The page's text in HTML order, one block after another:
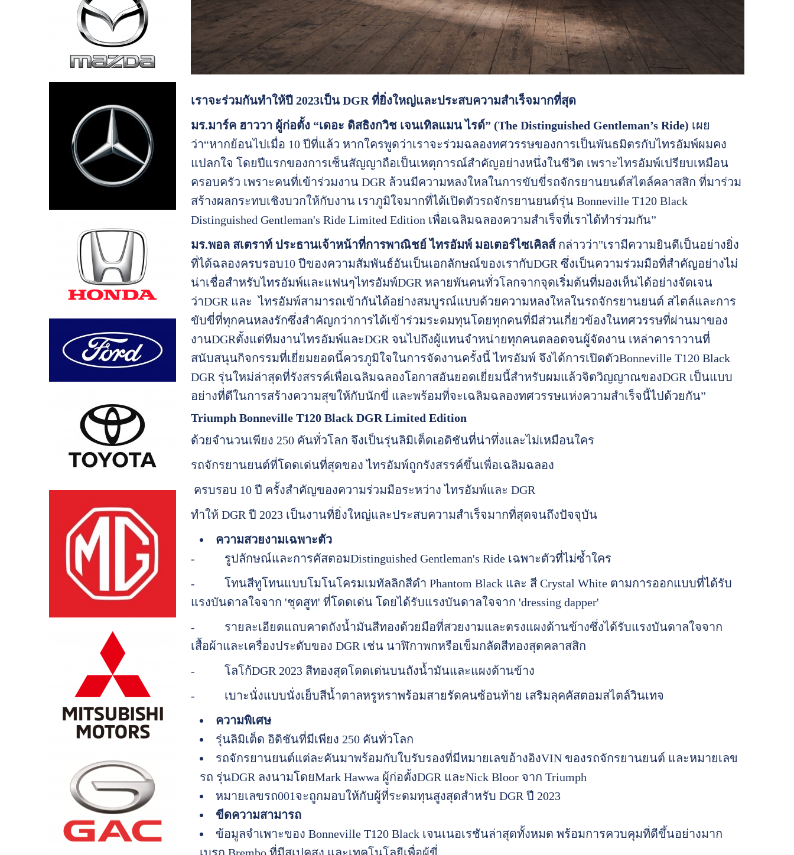
เราจะร่วมกันทำให้ปี 2023เป็น DGR ที่ยิ่งใหญ่และประสบความสำเร็จมากที่สุด
มร.มาร์ค ฮาววา ผู้ก่อตั้ง“เดอะ ดิสธิงกวิช เจนเทิลแมน ไรด์” (The Distinguished Gentleman’s Ride) เผย
ว่า“หากย้อนไปเมื่อ 10 ปีที่แล้ว หากใครพูดว่าเราจะร่วมฉลองทศวรรษของการเป็นพันธมิตรกับไทรอัมพ์ผมคง
แปลกใจ โดยปีแรกของการเซ็นสัญญาถือเป็นเหตุการณ์สำคัญอย่างหนึ่งในชีวิต เพราะไทรอัมพ์เปรียบเหมือน
ครอบครัว เพราะคนที่เข้าร่วมงาน DGR ล้วนมีความหลงใหลในการขับขี่รถจักรยานยนต์สไตล์คลาสสิก ที่มาร่วม
สร้างผลกระทบเชิงบวกให้กับงาน เราภูมิใจมากที่ได้เปิดตัวรถจักรยานยนต์รุ่น Bonneville T120 Black
Distinguished Gentleman's Ride Limited Edition เพื่อเฉลิมฉลองความสำเร็จที่เราได้ทำร่วมกัน”
มร.พอล สเตราท์ ประธานเจ้าหน้าที่การพาณิชย์ ไทรอัมพ์ มอเตอร์ไซเคิลส์ กล่าวว่า"เรามีความยินดีเป็นอย่างยิ่ง
ที่ได้ฉลองครบรอบ10 ปีของความสัมพันธ์อันเป็นเอกลักษณ์ของเรากับDGR ซึ่งเป็นความร่วมมือที่สำคัญอย่างไม่
น่าเชื่อสำหรับไทรอัมพ์และแฟนๆไทรอัมพ์DGR หลายพันคนทั่วโลกจากจุดเริ่มต้นที่มองเห็นได้อย่างจัดเจน
ว่าDGR และ ไทรอัมพ์สามารถเข้ากันได้อย่างสมบูรณ์แบบด้วยความหลงใหลในรถจักรยานยนต์ สไตล์และการ
ขับขี่ที่ทุกคนหลงรักซึ่งสำคัญกว่าการได้เข้าร่วมระดมทุนโดยทุกคนที่มีส่วนเกี่ยวข้องในทศวรรษที่ผ่านมาของ
งานDGRตั้งแต่ทีมงานไทรอัมพ์และDGR จนไปถึงผู้แทนจำหน่ายทุกคนตลอดจนผู้จัดงาน เหล่าคาราวานที่
สนับสนุนกิจกรรมที่เยี่ยมยอดนี้ควรภูมิใจในการจัดงานครั้งนี้ ไทรอัมพ์ จึงได้การเปิดตัวBonneville T120 Black
DGR รุ่นใหม่ล่าสุดที่รังสรรค์เพื่อเฉลิมฉลองโอกาสอันยอดเยี่ยมนี้สำหรับผมแล้วจิตวิญญาณของDGR เป็นแบบ
อย่างที่ดีในการสร้างความสุขให้กับนักขี่ และพร้อมที่จะเฉลิมฉลองทศวรรษแห่งความสำเร็จนี้ไปด้วยกัน”
Triumph Bonneville T120 Black DGR Limited Edition
ด้วยจำนวนเพียง 250 คันทั่วโลก จึงเป็นรุ่นลิมิเต็ดเอดิชันที่น่าทึ่งและไม่เหมือนใคร
รถจักรยานยนต์ที่โดดเด่นที่สุดของ ไทรอัมพ์ถูกรังสรรค์ขึ้นเพื่อเฉลิมฉลอง
ครบรอบ 10 ปี ครั้งสำคัญของความร่วมมือระหว่าง ไทรอัมพ์และ DGR
ทำให้ DGR ปี 2023 เป็นงานที่ยิ่งใหญ่และประสบความสำเร็จมากที่สุดจนถึงปัจจุบัน
ความสวยงามเฉพาะตัว
- รูปลักษณ์และการคัสตอมDistinguished Gentleman's Ride เฉพาะตัวที่ไม่ซ้ำใคร
- โทนสีทูโทนแบบโมโนโครมเมทัลลิกสีดำ Phantom Black และ สี Crystal White ตามการออกแบบที่ได้รับ
แรงบันดาลใจจาก 'ชุดสูท' ที่โดดเด่น โดยได้รับแรงบันดาลใจจาก 'dressing dapper'
- รายละเอียดแถบคาดถังน้ำมันสีทองด้วยมือที่สวยงามและตรงแผงด้านข้างซึ่งได้รับแรงบันดาลใจจาก
เสื้อผ้าและเครื่องประดับของ DGR เช่น นาฬิกาพกหรือเข็มกลัดสีทองสุดคลาสสิก
- โลโก้DGR 2023 สีทองสุดโดดเด่นบนถังน้ำมันและแผงด้านข้าง
- เบาะนั่งแบบนั่งเย็บสีน้ำตาลหรูหราพร้อมสายรัดคนซ้อนท้าย เสริมลุคคัสตอมสไตล์วินเทจ
ความพิเศษ
รุ่นลิมิเต็ด อิดิชันที่มีเพียง 250 คันทั่วโลก
รถจักรยานยนต์แต่ละคันมาพร้อมกับใบรับรองที่มีหมายเลขอ้างอิงVIN ของรถจักรยานยนต์ และหมายเลข
รถ รุ่นDGR ลงนามโดยMark Hawwa ผู้ก่อตั้งDGR และNick Bloor จาก Triumph
หมายเลขรถ001จะถูกมอบให้กับผู้ที่ระดมทุนสูงสุดสำหรับ DGR ปี 2023
ขีดความสามารถ
ข้อมูลจำเพาะของ Bonneville T120 Black เจนเนอเรชันล่าสุดทั้งหมด พร้อมการควบคุมที่ดีขึ้นอย่างมาก